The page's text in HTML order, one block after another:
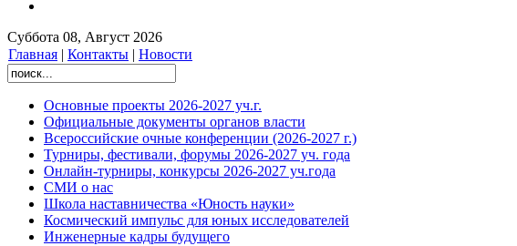
Суббота 08, Август 2026
Главная | Контакты | Новости
Основные проекты 2026-2027 уч.г.
Официальные документы органов власти
Всероссийские очные конференции (2026-2027 г.)
Турниры, фестивали, форумы 2026-2027 уч. года
Онлайн-турниры, конкурсы 2026-2027 уч.года
СМИ о нас
Школа наставничества «Юность науки»
Космический импульс для юных исследователей
Инженерные кадры будущего